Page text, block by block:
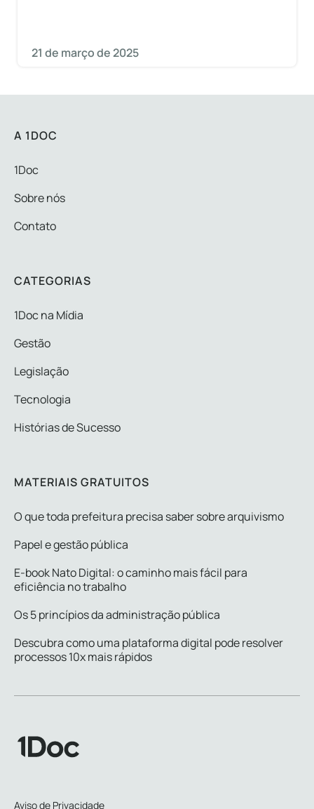
21 de março de 2025
A 1DOC
1Doc
Sobre nós
Contato
CATEGORIAS
1Doc na Mídia
Gestão
Legislação
Tecnologia
Histórias de Sucesso
MATERIAIS GRATUITOS
O que toda prefeitura precisa saber sobre arquivismo
Papel e gestão pública
E-book Nato Digital: o caminho mais fácil para
eficiência no trabalho
Os 5 princípios da administração pública
Descubra como uma plataforma digital pode resolver
processos 10x mais rápidos
Aviso de Privacidade